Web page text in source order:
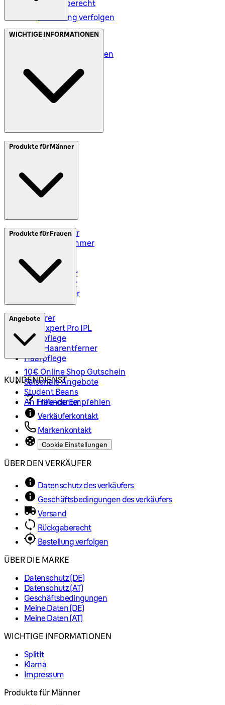
Rückgaberecht
Bestellung verfolgen
Datenschutz (DE)
Geschäftsbedingungen
Meine Daten (AT)
WICHTIGE INFORMATIONEN
SplitIt
Produkte für Männer
Elektrorasierer
Styler und Trimmer
Rasiersets
Rasierzubehör
Body Groomer
Haarschneider
Produkte für Frauen
Epilierer
Silk-Expert Pro IPL
Hautpflege
Mini-Haarentferner
Haarpflege
Angebote
10€ Online Shop Gutschein
Saisonale Angebote
Student Beans
An Freunde Empfehlen
KUNDENDIENST
Hilfe-center
Verkäuferkontakt
Markenkontakt
Cookie Einstellungen
ÜBER DEN VERKÄUFER
Datenschutz des verkäufers
Geschäftsbedingungen des verkäufers
Versand
Rückgaberecht
Bestellung verfolgen
ÜBER DIE MARKE
Datenschutz (DE)
Datenschutz (AT)
Geschäftsbedingungen
Meine Daten (DE)
Meine Daten (AT)
WICHTIGE INFORMATIONEN
SplitIt
Klarna
Impressum
Produkte für Männer